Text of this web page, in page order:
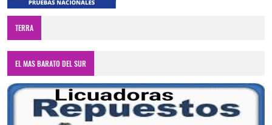
TERRA
EL MAS BARATO DEL SUR